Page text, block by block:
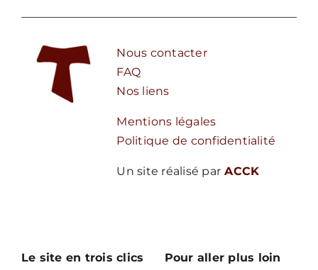
Le site en trois clics Pour aller plus loin
Nous contacter
FAQ
Nos liens
Mentions légales
Politique de confidentialité
Un site réalisé par ACCK